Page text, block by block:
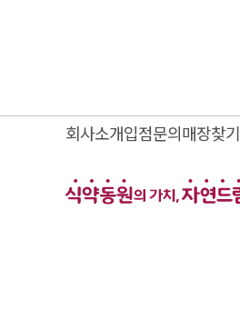
회사소개입점문의매장찾기